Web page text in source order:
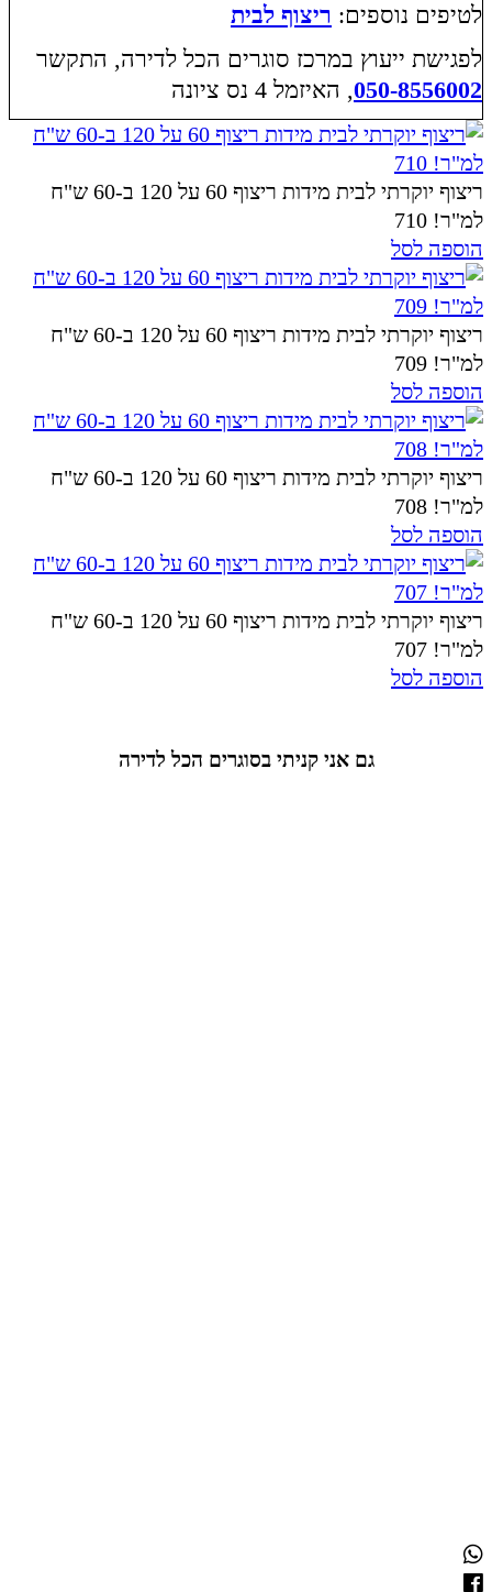
לטיפים נוספים: ריצוף לבית
לפגישת ייעוץ במרכז סוגרים הכל לדירה, התקשר
050-8556002, האיזמל 4 נס ציונה
ריצוף יוקרתי לבית מידות ריצוף 60 על 120 ב-60 ש"ח
למ"ר! 710
הוספה לסל
ריצוף יוקרתי לבית מידות ריצוף 60 על 120 ב-60 ש"ח
למ"ר! 709
הוספה לסל
ריצוף יוקרתי לבית מידות ריצוף 60 על 120 ב-60 ש"ח
למ"ר! 708
הוספה לסל
ריצוף יוקרתי לבית מידות ריצוף 60 על 120 ב-60 ש"ח
למ"ר! 707
הוספה לסל
גם אני קניתי בסוגרים הכל לדירה